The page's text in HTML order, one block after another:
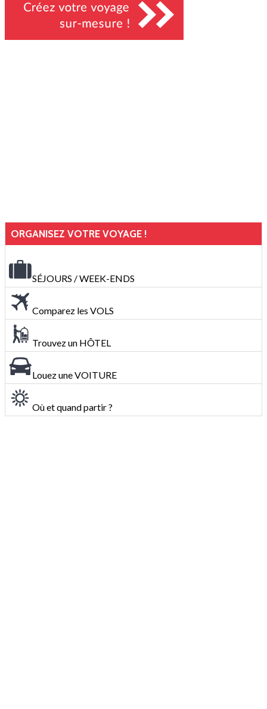
ORGANISEZ VOTRE VOYAGE !
SÉJOURS / WEEK-ENDS
Comparez les VOLS
Trouvez un HÔTEL
Louez une VOITURE
Où et quand partir ?